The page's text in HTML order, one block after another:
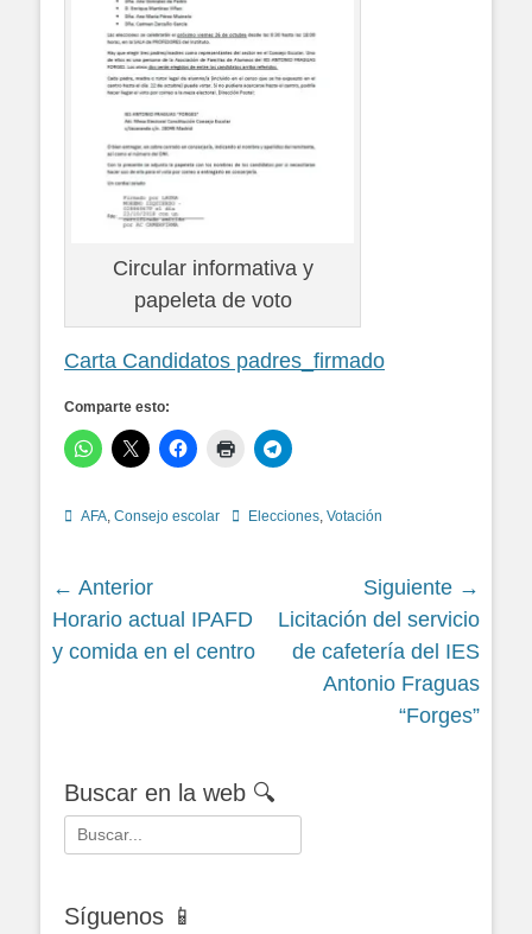
Circular informativa y
papeleta de voto
Carta Candidatos padres_firmado
Comparte esto:
Categorías
AFA Consejo escolar Etiquetas
Elecciones Votación
Navegación
de
entradas
← Anterior
Siguiente
entrada:
Horario actual IPAFD
y comida en el centro
Siguiente →
Siguiente
entrada:
Licitación del servicio
de cafetería del IES
Antonio Fraguas
“Forges”
Buscar en la web 🔍
Buscar:
Síguenos 📱